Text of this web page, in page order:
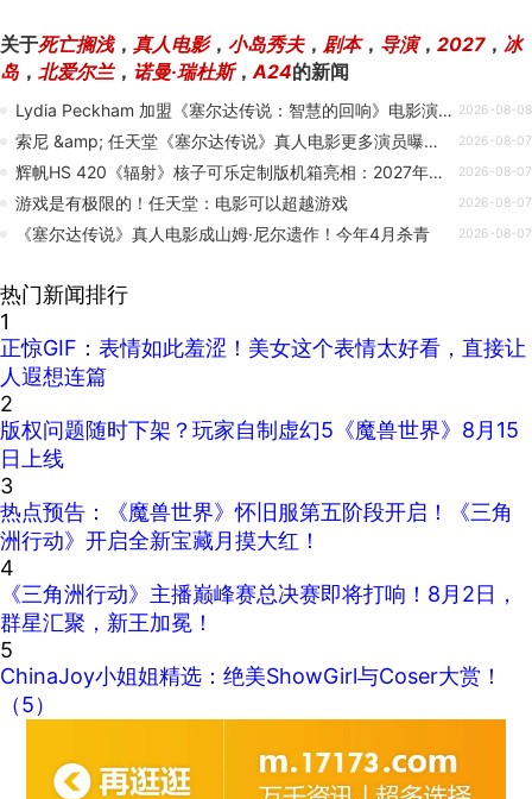
关于死亡搁浅， 真人电影， 小岛秀夫， 剧本， 导演， 2027， 冰
岛 ， 北爱尔兰， 诺曼·瑞杜斯，A24的新闻
Lydia Peckham 加盟《塞尔达传说：智慧的回响》电影演员阵容 2026-08-08
索尼 &amp; 任天堂《塞尔达传说》真人电影更多演员曝光：已故山姆 · 尼尔生前已完成拍摄，计划 2027 年 4 月上映 2026-08-07
辉帆HS 420《辐射》核子可乐定制版机箱亮相：2027年正式发售 2026-08-07
游戏是有极限的！任天堂：电影可以超越游戏 2026-08-07
《塞尔达传说》真人电影成山姆·尼尔遗作！今年4月杀青 2026-08-07
热门新闻排行
1
正惊GIF：表情如此羞涩！美女这个表情太好看，直接让
人遐想连篇
2
版权问题随时下架？玩家自制虚幻5《魔兽世界》8月15
日上线
3
热点预告：《魔兽世界》怀旧服第五阶段开启！《三角
洲行动》开启全新宝藏月摸大红！
4
《三角洲行动》主播巅峰赛总决赛即将打响！8月2日，
群星汇聚，新王加冕！
5
ChinaJoy小姐姐精选：绝美ShowGirl与Coser大赏！
（5）